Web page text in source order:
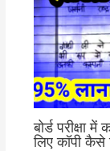
बोर्ड
लिए कॉपी